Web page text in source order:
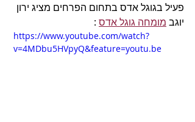
פעיל בגוגל אדס בתחום הפרחים מציג ירון
יוגב מומחה גוגל אדס :
https://www.youtube.com/watch?
v=4MDbu5HVpyQ&feature=youtu.be